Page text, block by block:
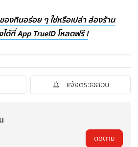
องกินอร่อย ๆ ใช่หรือเปล่า ส่องร้าน
ได้ที่ App TrueID โหลดฟรี !
แจ้งตรวจสอบ
ติดตาม